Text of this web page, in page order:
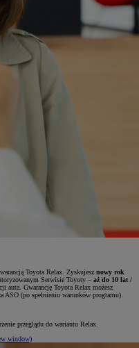
Toyota Relax. Zyskujesz nowy rok
Serwisie Toyoty – aż do 10 lat /
auta. Gwarancję Toyota Relax możesz
ASO (po spełnieniu warunków programu).
przeglądu do wariantu Relax.
window)